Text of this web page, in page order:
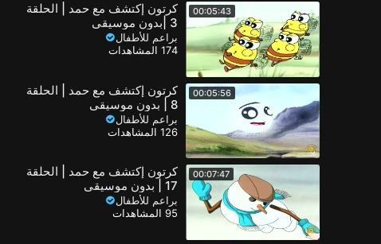
00:05:43
كرتون إكتشف مع حمد | الحلقة
3 |بدون موسيقى
براعم للأطفال
174 المشاهدات
00:05:56
كرتون إكتشف مع حمد | الحلقة
8 | بدون موسيقى
براعم للأطفال
126 المشاهدات
00:07:47
كرتون إكتشف مع حمد | الحلقة
17 | بدون موسيقى
براعم للأطفال
95 المشاهدات